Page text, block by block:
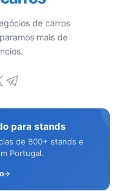
de carros
mais de
para stands
de 800+ stands e
Portugal.